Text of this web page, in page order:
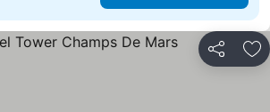
Partager